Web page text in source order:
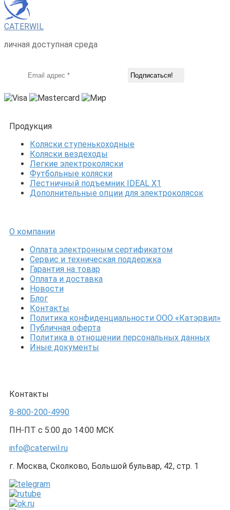
CATERWIL
личная доступная среда
Продукция
Коляски ступенькоходные
Коляски вездеходы
Легкие электроколяски
Футбольные коляски
Лестничный подъемник IDEAL X1
Дополнительные опции для электроколясок
О компании
Оплата электронным сертификатом
Сервис и техническая поддержка
Гарантия на товар
Оплата и доставка
Новости
Блог
Контакты
Политика конфиденциальности ООО «Катэрвил»
Публичная оферта
Политика в отношении персональных данных
Иные документы
Контакты
8-800-200-4990
ПН-ПТ с 5:00 до 14:00 МСК
info@caterwil.ru
г. Москва, Сколково, Большой бульвар, 42, стр. 1